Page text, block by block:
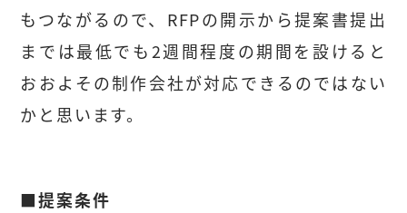
もつながるので、RFPの開示から提案書提出
までは最低でも2週間程度の期間を設けると
おおよその制作会社が対応できるのではない
かと思います。
■提案条件